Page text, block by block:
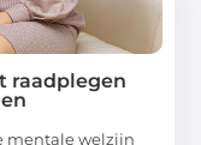
raadplegen
mentale welzijn